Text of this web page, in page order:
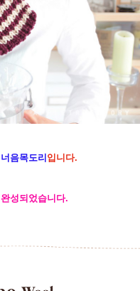
너음목도리 입니다.
완성되었습니다.